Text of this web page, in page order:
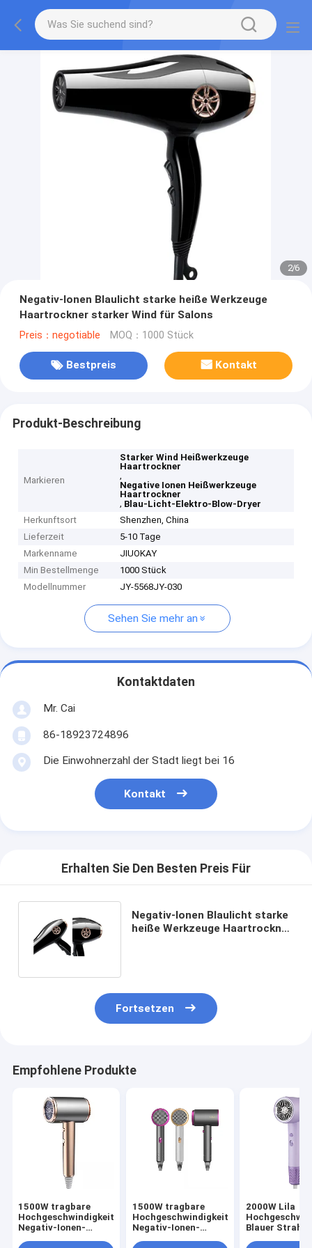
2/6
Negativ-Ionen Blaulicht starke heiße Werkzeuge
Haartrockner starker Wind für Salons
Preis：negotiable MOQ：1000 Stück
Bestpreis Kontakt
Produkt-Beschreibung
Markieren
Starker Wind Heißwerkzeuge
Haartrockner
,
Negative Ionen Heißwerkzeuge
Haartrockner
, Blau-Licht-Elektro-Blow-Dryer
Herkunftsort
Shenzhen, China
Lieferzeit
5-10 Tage
Markenname
JIUOKAY
Min Bestellmenge
1000 Stück
Modellnummer
JY-5568JY-030
Sehen Sie mehr an
Kontaktdaten
Mr. Cai
86-18923724896
Die Einwohnerzahl der Stadt liegt bei 16
Kontakt
Erhalten Sie Den Besten Preis Für
Negativ-Ionen Blaulicht starke
heiße Werkzeuge Haartrockner
Fortsetzen
Empfohlene Produkte
1500W tragbare
Hochgeschwindigkeits-
Negativ-Ionen-
1500W tragbare
Hochgeschwindigkeits-
Negativ-Ionen-
2000W Lila
Blauer Strahl